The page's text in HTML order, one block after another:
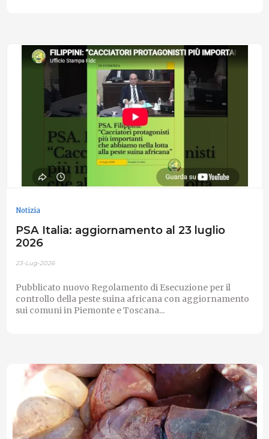
Notizia
PSA Italia: aggiornamento al 23 luglio
2026
23-Lug-2026
Pubblicato nuovo Regolamento di Esecuzione per il
controllo della peste suina africana con aggiornamento
sui comuni in Piemonte e Toscana...